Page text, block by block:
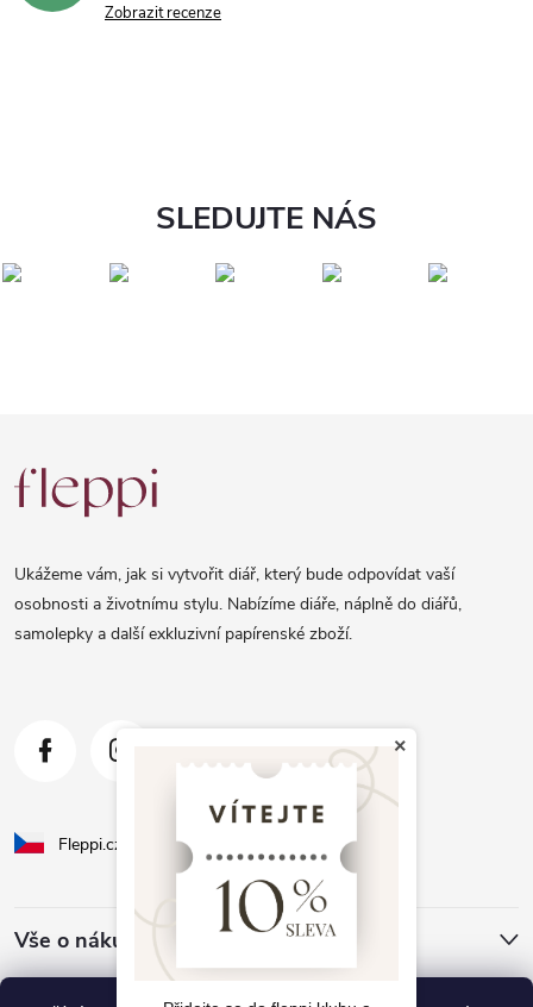
Zobrazit recenze
SLEDUJTE NÁS
á
Ukážeme vám, jak si vytvořit diář, který bude odpovídat vaší
osobnosti a životnímu stylu. Nabízíme diáře, náplně do diářů,
samolepky a další exkluzivní papírenské zboží.
Fleppi.cz
Vše o nákupu
×